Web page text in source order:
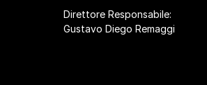
Direttore Responsabile:
Gustavo Diego Remaggi